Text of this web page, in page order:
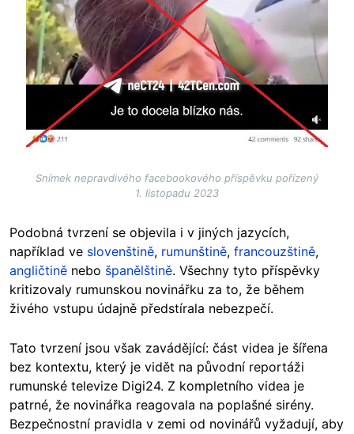
Snímek nepravdivého facebookového příspěvku pořízený
1. listopadu 2023
Podobná tvrzení se objevila i v jiných jazycích,
například ve slovenštině, rumunštině, francouzštině,
angličtině nebo španělštině. Všechny tyto příspěvky
kritizovaly rumunskou novinářku za to, že během
živého vstupu údajně předstírala nebezpečí.
Tato tvrzení jsou však zavádějící: část videa je šířena
bez kontextu, který je vidět na původní reportáži
rumunské televize Digi24. Z kompletního videa je
patrné, že novinářka reagovala na poplašné sirény.
Bezpečnostní pravidla v zemi od novinářů vyžadují, aby